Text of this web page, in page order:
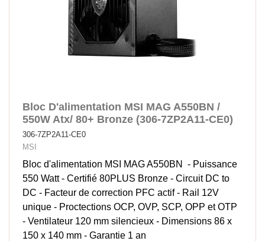
Bloc D'alimentation MSI MAG A550BN /
550W Atx/ 80+ Bronze (306-7ZP2A11-CE0)
306-7ZP2A11-CE0
MSI
Bloc d'alimentation MSI MAG A550BN - Puissance
550 Watt - Certifié 80PLUS Bronze - Circuit DC to
DC - Facteur de correction PFC actif - Rail 12V
unique - Proctections OCP, OVP, SCP, OPP et OTP
- Ventilateur 120 mm silencieux - Dimensions 86 x
150 x 140 mm - Garantie 1 an